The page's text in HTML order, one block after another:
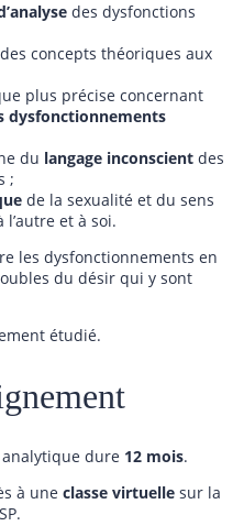
des dysfonctions
des concepts théoriques aux
plus précise concernant
dysfonctionnements
du langage inconscient des
;
de la sexualité et du sens
et à soi.
les dysfonctionnements en
du désir qui y sont
étudié.
dure 12 mois.
à une classe virtuelle sur la